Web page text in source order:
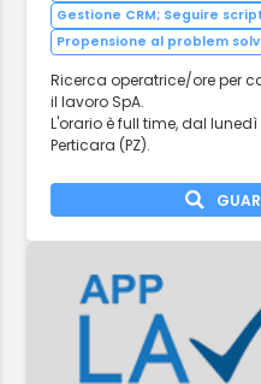
Gestione CRM; Seguire script
Propensione al problem
Ricerca operatrice/ore per
il lavoro SpA.
L'orario è full time, dal
Perticara (PZ).